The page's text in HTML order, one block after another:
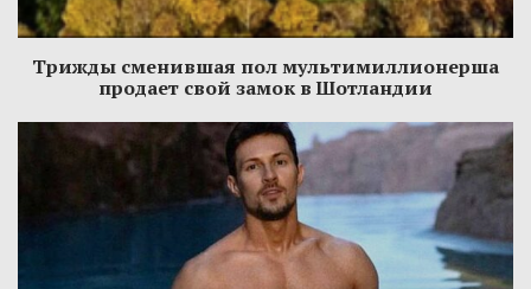
Трижды сменившая пол мультимиллионерша
продает свой замок в Шотландии